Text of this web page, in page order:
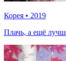
Корея • 2019
Плачь, а ещё